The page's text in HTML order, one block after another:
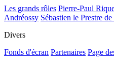
Les grands rôles Pierre-Paul
Andréossy Sébastien le Prestre
Divers
Fonds d'écran Partenaires Page